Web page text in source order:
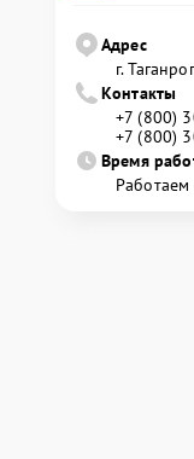
Адрес
г.
Контакты
+7 (800)
+7 (800)
Время